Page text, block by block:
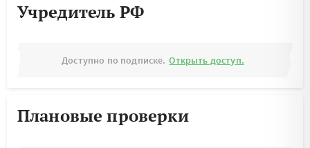
Учредитель РФ
Доступно по подписке. Открыть доступ.
Плановые проверки